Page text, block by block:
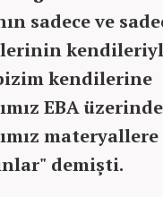
sadece ve
kendilerine
EBA
materyallere
demişti.